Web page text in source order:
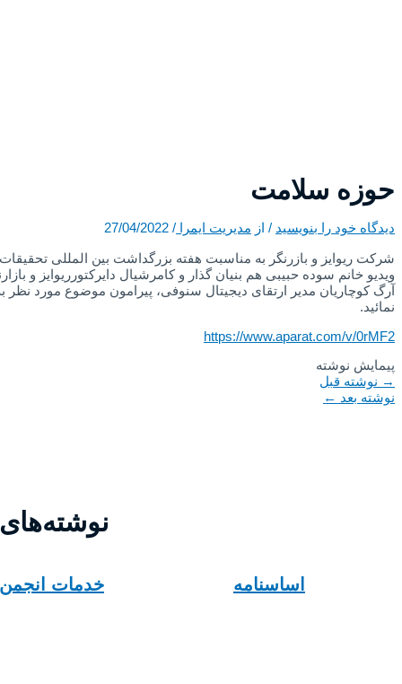
حوزه سلامت
دیدگاه‌ خود را بنویسید / از مدیریت ایمرا /
27/04/2022
شرکت ریوایز و بازرنگر به مناسبت هفته بزرگداشت بین المللی
ویدیو خانم سوده حبیبی هم بنیان گذار و کامرشیال دایرکتورریوایز و
آرگ کوچاریان مدیر ارتقای دیجیتال سنوفی، پیرامون موضوع مورد نظر
نمائید.
https://www.aparat.com/v/0rMF2
پیمایش نوشته
→ نوشته قبل
نوشته بعد ←
اساسنامه خدمات انجمن